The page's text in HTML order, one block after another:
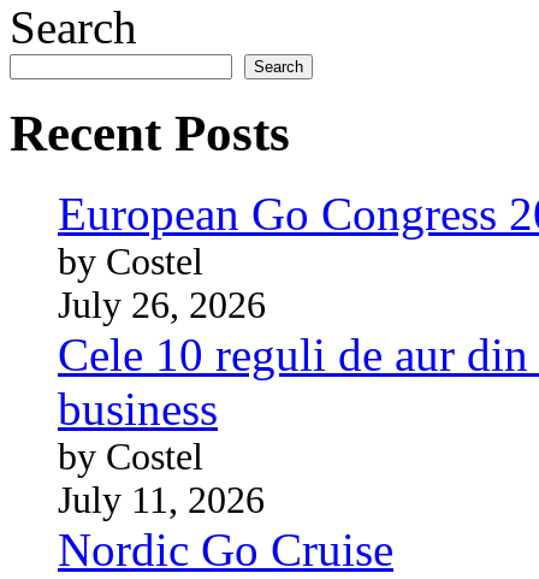
Search
Search
Recent Posts
European Go Congress
by Costel
July 26, 2026
Cele 10 reguli de aur
business
by Costel
July 11, 2026
Nordic Go Cruise